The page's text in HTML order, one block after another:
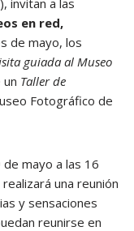
invitan a las
en red,
de mayo, los
guiada al Museo
Taller de
Fotográfico de
mayo a las 16
una reunión
y sensaciones
reunirse en